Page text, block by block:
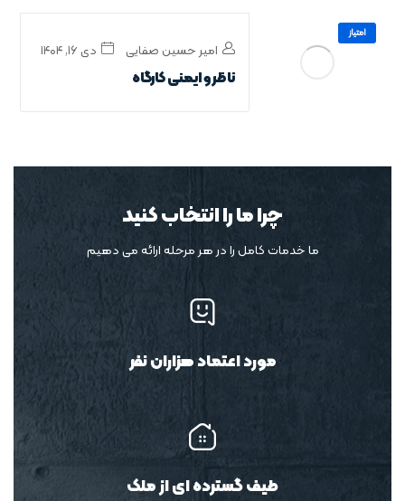
امیر حسین صفایی دی ۱۶, ۱۴۰۴
ناظر و ایمنی کارگاه
چرا ما را انتخاب کنید
ما خدمات کامل را در هر مرحله ارائه می دهیم
مورد اعتماد هزاران نفر
طیف گسترده ای از ملک